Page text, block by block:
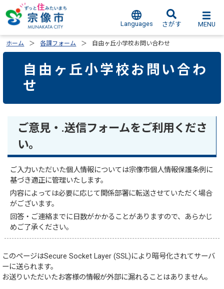
Languages さがす MENU
ホーム 各課フォーム 自由ヶ丘小学校お問い合わせ
自由ヶ丘小学校お問い合わ
せ
ご意見・.送信フォームをご利用くださ
い。
ご入力いただいた個人情報については宗像市個人情報保護条例に
基づき適正に管理いたします。
内容によっては必要に応じて関係部署に転送させていただく場合
がございます。
回答・ご連絡までに日数がかかることがありますので、あらかじ
めご了承ください。
このページはSecure Socket Layer (SSL)により暗号化されてサーバ
ーに送られます。
お送りいただいたお客様の情報が外部に漏れることはありません。